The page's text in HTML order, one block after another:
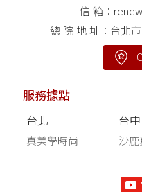
信 箱：
總 院 地 址：台北
服務據點
台北
真美學時尚
台中
沙鹿